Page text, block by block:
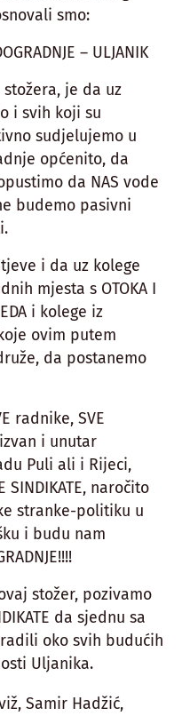
smo:
– ULJANIK
je da uz
i svih koji su
sudjelujemo u
općenito, da
da NAS vode
budemo pasivni
i da uz kolege
mjesta s OTOKA I
i kolege iz
koje ovim putem
da postanemo
radnike, SVE
i unutar
Puli ali i Rijeci,
naročito
stranke-politiku u
i budu nam
stožer, pozivamo
da sjednu sa
oko svih budućih
Uljanika.
Samir Hadžić,